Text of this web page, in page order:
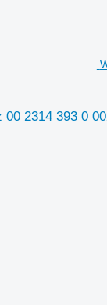
2314 393 0